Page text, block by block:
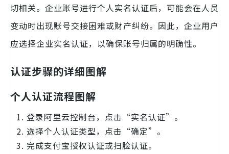
切相关。企业账号进行个人实名认证后，可能会在人员
变动时出现账号交接困难或财产纠纷。因此，企业用户
应选择企业实名认证，以确保账号归属的明确性。
认证步骤的详细图解
个人认证流程图解
登录阿里云控制台，点击“实名认证”。
选择个人认证类型，点击“确定”。
完成支付宝授权认证或扫脸认证。